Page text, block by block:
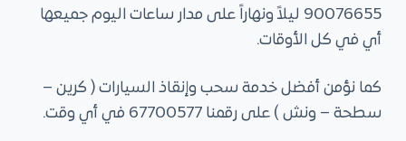
90076655 ليلاً ونهاراً على مدار ساعات اليوم جميعها
أي في كل الأوقات.
كما نؤمن أفضل خدمة سحب وإنقاذ السيارات ( كرين –
سطحة – ونش ) على رقمنا 67700577 في أي وقت.